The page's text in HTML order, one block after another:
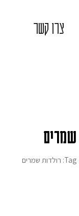
צרו קשר
Tag: רולדות שמרים